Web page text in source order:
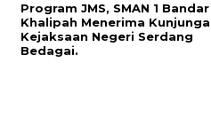
Program JMS, SMAN 1 Bandar
Khalipah Menerima
Kejaksaan Negeri Serdang
Bedagai.